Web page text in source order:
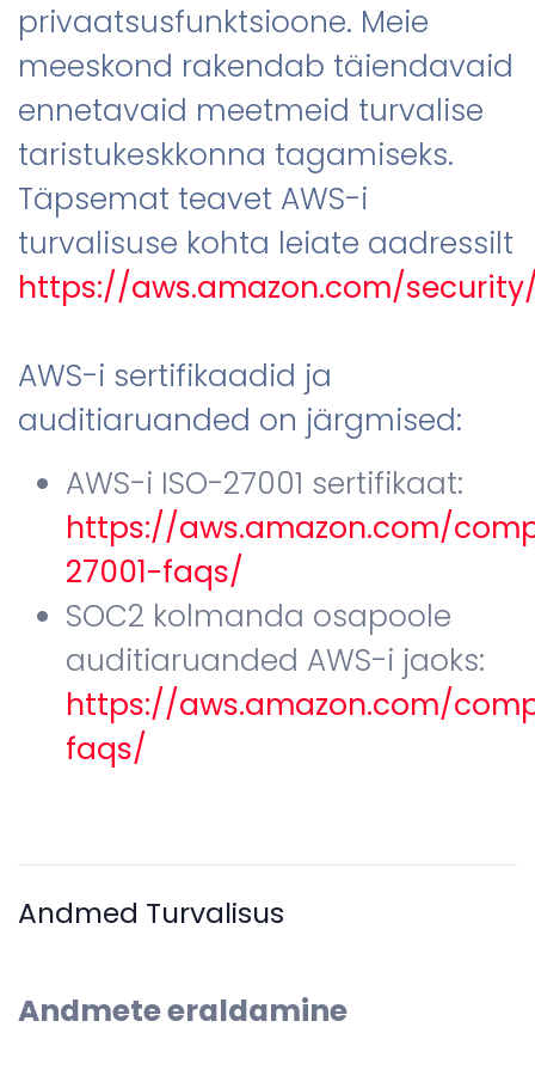
privaatsusfunktsioone. Meie
meeskond rakendab täiendavaid
ennetavaid meetmeid turvalise
taristukeskkonna tagamiseks.
Täpsemat teavet AWS-i
turvalisuse kohta leiate aadressilt
https://aws.amazon.com/
AWS-i sertifikaadid ja
auditiaruanded on järgmised:
AWS-i ISO-27001 sertifikaat:
https://aws.amazon.com/
27001-faqs/
SOC2 kolmanda osapoole
auditiaruanded AWS-i jaoks:
https://aws.amazon.com/
faqs/
Andmed Turvalisus
Andmete eraldamine